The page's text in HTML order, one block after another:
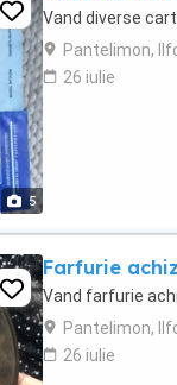
5
Vand diverse
Pantelimon,
26 iulie
Farfurie
Vand farfurie
Pantelimon,
26 iulie